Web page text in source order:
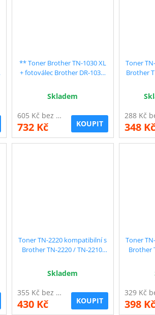
** Toner Brother TN-1030 XL
+ fotoválec Brother DR-1030,
Skladem
605 Kč bez DPH
732 Kč KOUPIT
Toner
Brother
348
Toner TN-2220 kompatibilní s
Brother TN-2220 / TN-2210,
Skladem
355 Kč bez DPH
430 Kč KOUPIT
Toner
Brother
398